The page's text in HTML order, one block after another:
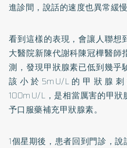
進診間，說話的速度也異常緩慢
看到這樣的表現，會讓人聯想
大醫院新陳代謝科陳冠樺醫師
測，發現甲狀腺素已低到幾乎
該小於5mU/L的甲狀腺
100mU/L，是相當厲害的甲狀
予口服藥補充甲狀腺素。
1個星期後，患者回到門診，